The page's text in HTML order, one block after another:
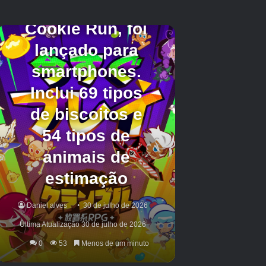
Ampharos Brilhantes
Se você pode encontrar Mareep na natureza
depende da temporada – a temporada de